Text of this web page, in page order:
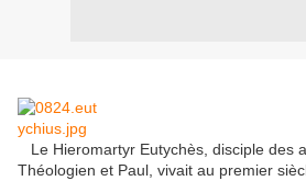
Le Hieromartyr Eutychès , disciple des
Théologien et Paul vivait au premier